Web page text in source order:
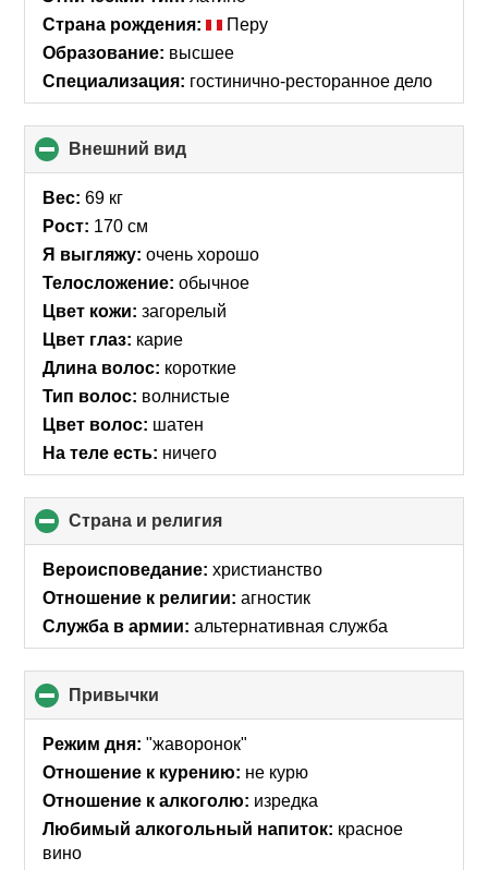
Страна рождения:
Перу
Образование: высшее
Специализация: гостинично-ресторанное дело
Внешний вид
to
Вес: 69 кг
Рост: 170 см
Я выгляжу: очень хорошо
Телосложение: обычное
Цвет кожи: загорелый
Цвет глаз: карие
Длина волос: короткие
Тип волос: волнистые
Цвет волос: шатен
На теле есть: ничего
Страна и религия
to
collapse
Вероисповедание: христианство
Отношение к религии: агностик
Служба в армии: альтернативная служба
Привычки
to
collapse
Режим дня: "жаворонок"
Отношение к курению: не курю
Отношение к алкоголю: изредка
Любимый алкогольный напиток: красное
вино